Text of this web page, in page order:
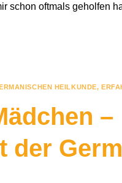
schon oftmals geholfen
HEILKUNDE,
–
der